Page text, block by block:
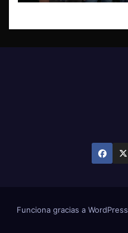
Funciona gracias a WordPress